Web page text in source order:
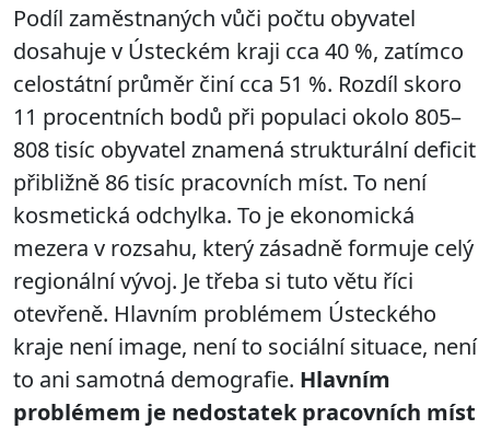
Podíl zaměstnaných vůči počtu obyvatel
dosahuje v Ústeckém kraji cca 40 %, zatímco
celostátní průměr činí cca 51 %. Rozdíl skoro
11 procentních bodů při populaci okolo 805–
808 tisíc obyvatel znamená strukturální deficit
přibližně 86 tisíc pracovních míst. To není
kosmetická odchylka. To je ekonomická
mezera v rozsahu, který zásadně formuje celý
regionální vývoj. Je třeba si tuto větu říci
otevřeně. Hlavním problémem Ústeckého
kraje není image, není to sociální situace, není
to ani samotná demografie. Hlavním
problémem je nedostatek pracovních míst